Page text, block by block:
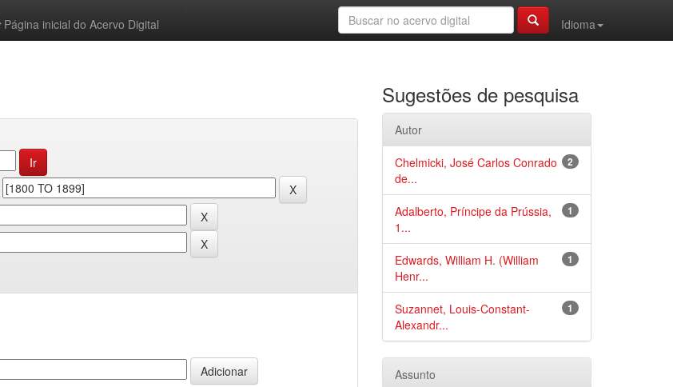
Página inicial do Acervo Digital
Idioma
Sugestões de pesquisa
Autor
2
Chelmicki, José Carlos Conrado
de...
1
Adalberto, Príncipe da Prússia,
1...
1
Edwards, William H. (William
Henr...
1
Suzannet, Louis-Constant-
Alexandr...
Assunto